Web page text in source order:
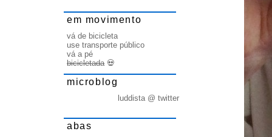
em movimento
vá de bicicleta
use transporte público
vá a pé
bicicletada💀
microblog
luddista @ twitter
abas